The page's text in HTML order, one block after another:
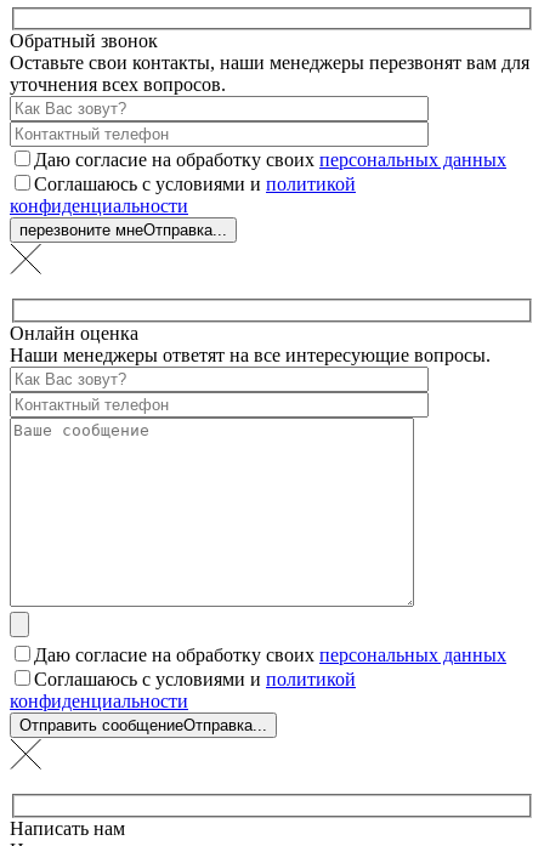
Обратный звонок
Оставьте свои контакты, наши менеджеры перезвонят вам для
уточнения всех вопросов.
Даю согласие на обработку своих персональных данных
Соглашаюсь с условиями и политикой
конфиденциальности
перезвоните мнеОтправка...
Онлайн оценка
Наши менеджеры ответят на все интересующие вопросы.
Даю согласие на обработку своих персональных данных
Соглашаюсь с условиями и политикой
конфиденциальности
Отправить сообщениеОтправка...
Написать нам